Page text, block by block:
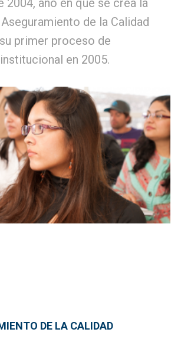
2004, año en que se crea la
de la Calidad
primer proceso de
en 2005.
DE LA CALIDAD